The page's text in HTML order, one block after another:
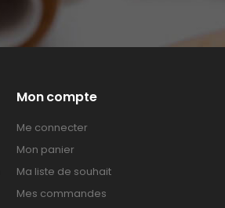
Mon compte
Me connecter
Mon panier
Ma liste de souhait
Mes commandes